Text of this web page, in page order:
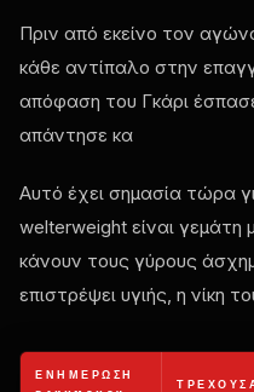
Πριν από εκείνο τον
κάθε αντίπαλο στην
απόφαση του Γκάρι
απάντησε κα
Αυτό έχει σημασία τώρα
welterweight είναι
κάνουν τους γύρους
επιστρέψει υγιής, η νίκη
ΕΝΗΜΈΡΩΣΗ